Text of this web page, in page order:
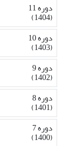
دوره 11
(1404)
دوره 10
(1403)
دوره 9
(1402)
دوره 8
(1401)
دوره 7
(1400)